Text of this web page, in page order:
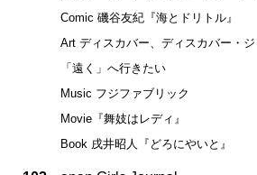
Comic 磯谷友紀『海とドリトル』
Art ディスカバー、ディスカバー・
「遠く」へ行きたい
Music フジファブリック
Movie『舞妓はレディ』
Book 戌井昭人『どろにやいと』